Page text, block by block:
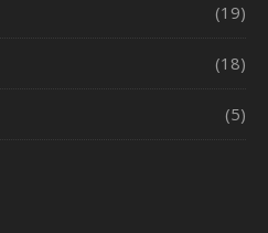
(19)
(18)
(5)